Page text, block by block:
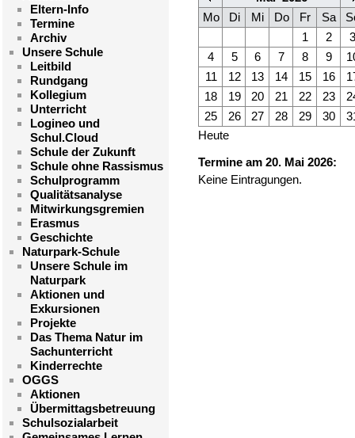
Mo
Di Mi Do Fr Sa
1
2
3
4
5 6 7 8 9
11
12 13 14 15 16
18
19 20 21 22 23
25
26 27 28 29 30
Heute
Termine am 20. Mai 2026:
Keine Eintragungen.
Eltern-Info
Termine
Archiv
Unsere Schule
Leitbild
Rundgang
Kollegium
Unterricht
Logineo und
Schul.Cloud
Schule der Zukunft
Schule ohne Rassismus
Schulprogramm
Qualitätsanalyse
Mitwirkungsgremien
Erasmus
Geschichte
Naturpark-Schule
Unsere Schule im
Naturpark
Aktionen und
Exkursionen
Projekte
Das Thema Natur im
Sachunterricht
Kinderrechte
OGGS
Aktionen
Übermittagsbetreuung
Schulsozialarbeit